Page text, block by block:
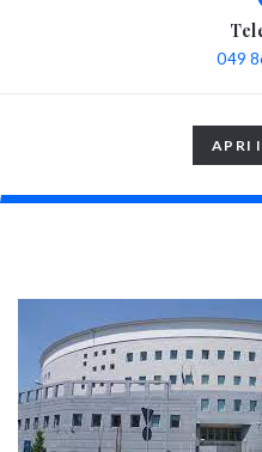
049
APRI